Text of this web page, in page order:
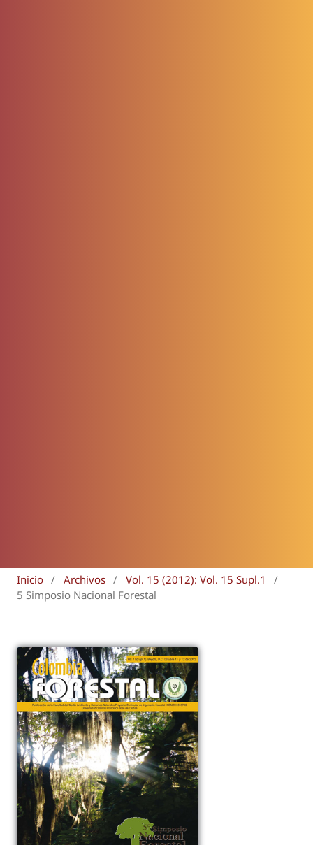
Inicio / Archivos / Vol. 15 (2012): Vol. 15 Supl.1
/
5 Simposio Nacional Forestal